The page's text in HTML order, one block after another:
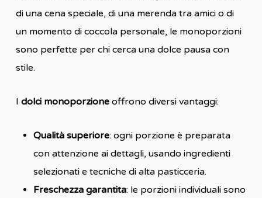
di una cena speciale, di una merenda tra amici o di
un momento di coccola personale, le monoporzioni
sono perfette per chi cerca una dolce pausa con
stile.
I dolci monoporzioneoffrono diversi vantaggi:
Qualità superiore: ogni porzione è preparata
con attenzione ai dettagli, usando ingredienti
selezionati e tecniche di alta pasticceria.
Freschezza garantita: le porzioni individuali sono